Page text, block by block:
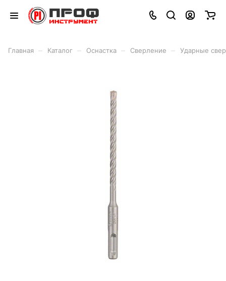
Главная Каталог Оснастка Сверление Ударные